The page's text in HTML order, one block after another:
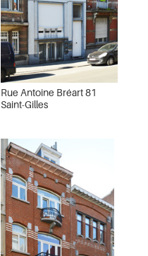
Rue Antoine Bréart 81
Saint-Gilles